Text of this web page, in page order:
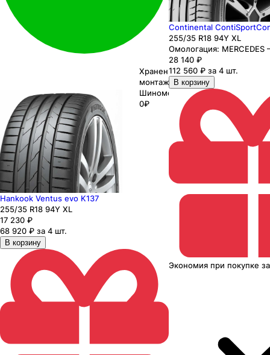
Хранение до
монтажа 0₽
Шиномонтаж
0₽
Hankook Ventus evo K137
255/35 R18 94Y XL
17 230 ₽
68 920 ₽ за 4 шт.
В корзину
Continental
255/35 R18 94Y XL
Омологация:
28 140 ₽
112 560 ₽ за 4 шт.
В корзину
Экономия при покупке